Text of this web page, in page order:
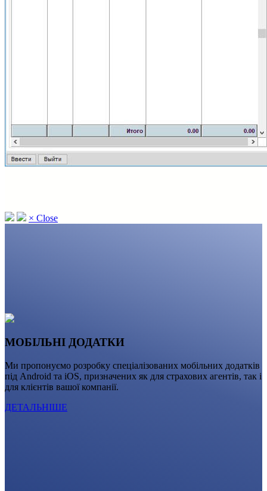
× Close
МОБІЛЬНІ ДОДАТКИ
Ми пропонуємо розробку спеціалізованих мобільних додатків
під Android та iOS, призначених як для страхових агентів, так і
для клієнтів вашої компанії.
ДЕТАЛЬНІШЕ